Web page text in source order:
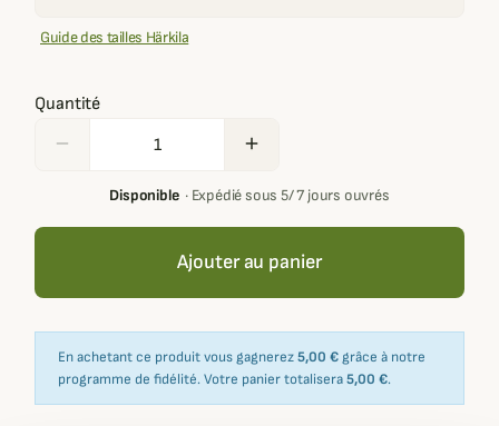
Guide des tailles Härkila
Quantité
remove add
Disponible· Expédié sous 5/ 7 jours ouvrés
Ajouter au panier
En achetant ce produit vous gagnerez5,00 € grâce à notre
programme de fidélité. Votre panier totalisera5,00 €.